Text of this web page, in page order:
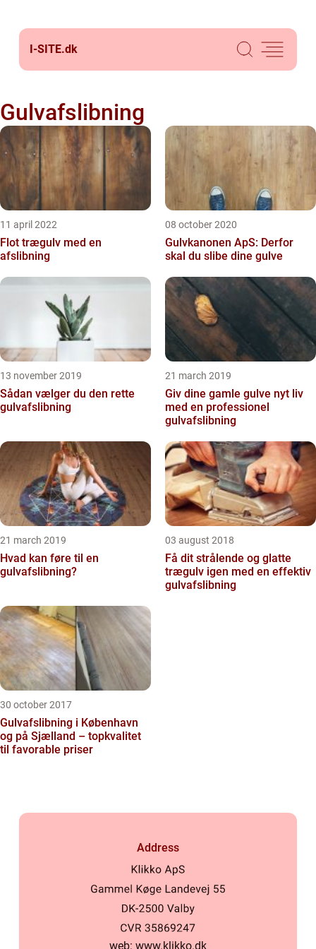
I-SITE.dk
Gulvafslibning
11 april 2022
Flot trægulv med en
afslibning
08 october 2020
Gulvkanonen ApS: Derfor
skal du slibe dine gulve
13 november 2019
Sådan vælger du den rette
gulvafslibning
21 march 2019
Giv dine gamle gulve nyt liv
med en professionel
gulvafslibning
21 march 2019
Hvad kan føre til en
gulvafslibning?
03 august 2018
Få dit strålende og glatte
trægulv igen med en effektiv
gulvafslibning
30 october 2017
Gulvafslibning i København
og på Sjælland – topkvalitet
til favorable priser
Address
web: www.klikko.dk